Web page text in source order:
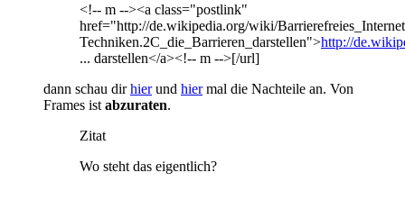
<!-- m --><a class="postlink"
href="http://de.wikipedia.org/wiki/
Techniken.2C_die_Barrieren_darstellen">http://
... darstellen</a><!-- m -->[/url]
dann schau dirhierund hiermal die Nachteile an. Von
Frames ist abzuraten.
Zitat
Wo steht das eigentlich?